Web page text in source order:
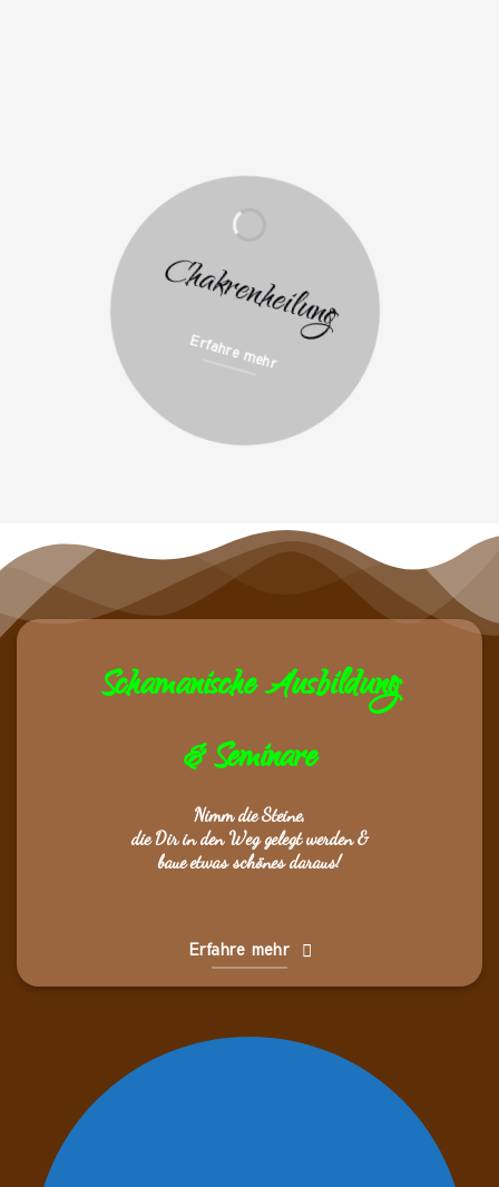
Chakrenheilung
Erfahre mehr
Schamanische Ausbildung
& Seminare
Nimm die Steine,
die Dir in den Weg gelegt werden &
baue etwas schönes daraus!
Erfahre mehr